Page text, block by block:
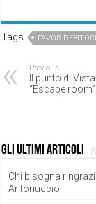
Tags FAVOR
Previous
Il punto di
“Escape room”
Gli ultimi articoli
Chi bisogna
Antonuccio